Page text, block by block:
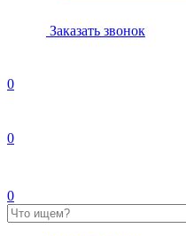
Заказать звонок
0
0
0